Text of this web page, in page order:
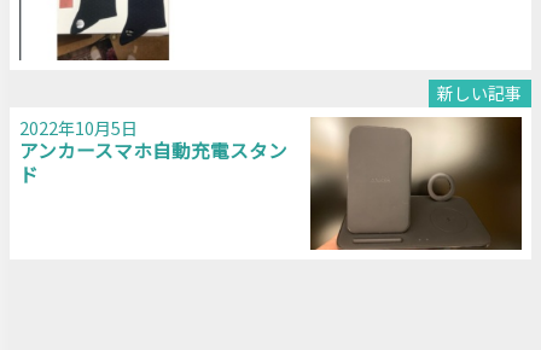
新しい記事
2022年10月5日
アンカースマホ自動充電スタン
ド